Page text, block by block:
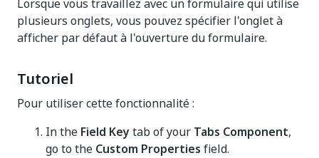
Lorsque vous travaillez avec un formulaire qui utilise
plusieurs onglets, vous pouvez spécifier l'onglet à
afficher par défaut à l'ouverture du formulaire.
Tutoriel
Pour utiliser cette fonctionnalité :
In the Field Keytab of your Tabs Component,
go to the Custom Properties field.